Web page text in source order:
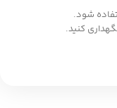
شود.
کنید.